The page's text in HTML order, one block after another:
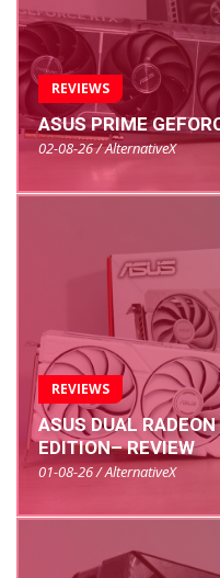
REVIEWS
ASUS PRIME
02-08-26 / AlternativeX
REVIEWS
ASUS DUAL
EDITION– REVIEW
01-08-26 / AlternativeX